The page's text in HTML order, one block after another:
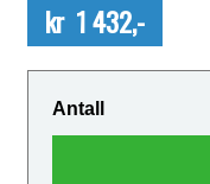
kr 1 432,-
Antall